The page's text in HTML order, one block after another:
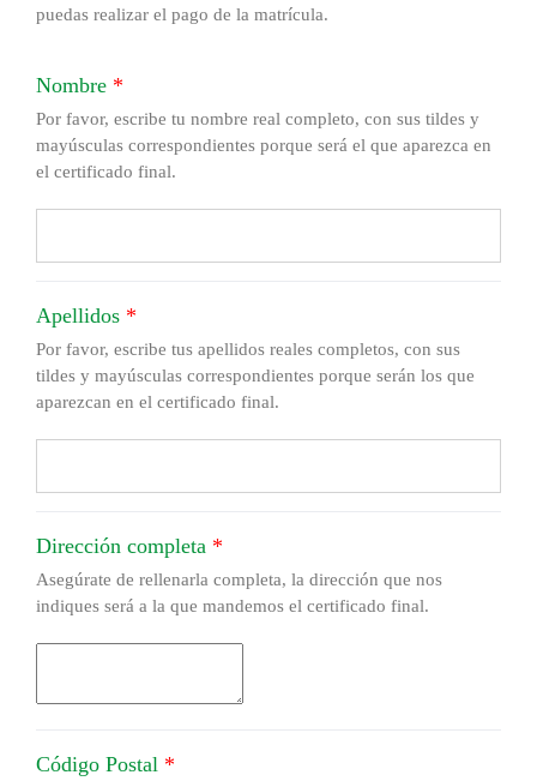
puedas realizar el pago de la matrícula.
Nombre *
Por favor, escribe tu nombre real completo, con sus tildes y
mayúsculas correspondientes porque será el que aparezca en
el certificado final.
Apellidos *
Por favor, escribe tus apellidos reales completos, con sus
tildes y mayúsculas correspondientes porque serán los que
aparezcan en el certificado final.
Dirección completa *
Asegúrate de rellenarla completa, la dirección que nos
indiques será a la que mandemos el certificado final.
Código Postal *